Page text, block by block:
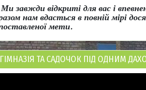
Ми завжди відкриті для вас і
нам вдасться в повній мірі
мети.
ГІМНАЗІЯ ТА САДОЧОК ПІД ОДНИМ